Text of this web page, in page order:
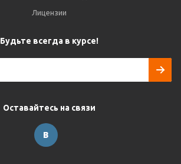
Лицензии
Будьте всегда в курсе!
Оставайтесь на связи